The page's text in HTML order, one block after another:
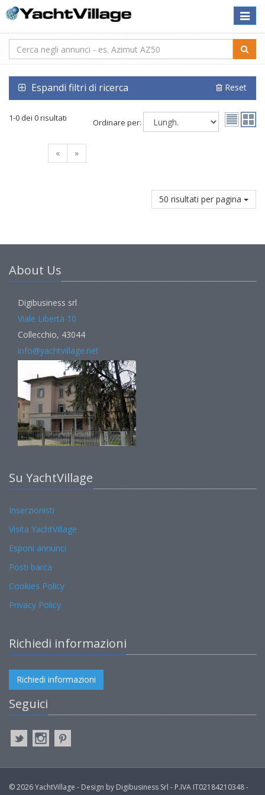
Toggle
Espandi filtri di ricerca Reset
1-0 dei 0 risultati Ordinare per:
« »
50 risultati per pagina
About Us
Digibusiness srl
Viale Libertà 10
Collecchio, 43044
info@yachtvillage.net
Su YachtVillage
Inserzionisti
Visita YachtVillage
Esponi annunci
Posti barca
Cookies Policy
Privacy Policy
Richiedi informazioni
Richiedi informazioni
Seguici
© 2026 YachtVillage - Design by Digibusiness Srl - P.IVA IT02184210348 -